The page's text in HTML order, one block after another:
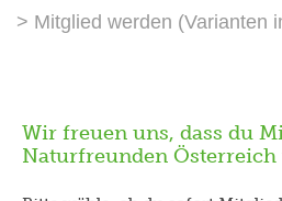
Mitglied werden (Varianten
Wir freuen uns, dass du
Naturfreunden Österreich